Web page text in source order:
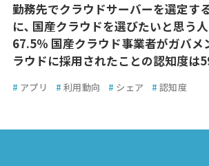
勤務先でクラウドサーバーを選定す
に､ 国産クラウドを選びたいと思う
67.5％ 国産クラウド事業者がガバメ
ラウドに採用されたことの認知度は
# アプリ # 利用動向 # シェア # 認知度